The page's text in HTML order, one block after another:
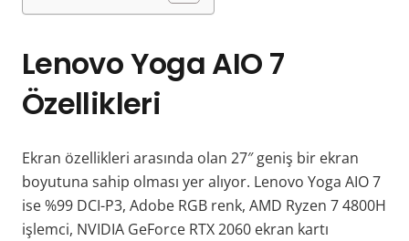
Lenovo Yoga AIO 7
Özellikleri
Ekran özellikleri arasında olan 27″ geniş bir ekran
boyutuna sahip olması yer alıyor. Lenovo Yoga AIO 7
ise %99 DCI-P3, Adobe RGB renk, AMD Ryzen 7 4800H
işlemci, NVIDIA GeForce RTX 2060 ekran kartı